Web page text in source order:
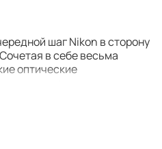
шаг Nikon в сторону
в себе весьма
оптические
поставленных задач.
в быту, на
и для победы над